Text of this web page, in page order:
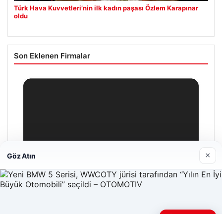
Türk Hava Kuvvetleri’nin ilk kadın paşası Özlem Karapınar
oldu
Son Eklenen Firmalar
Göz Atın ×